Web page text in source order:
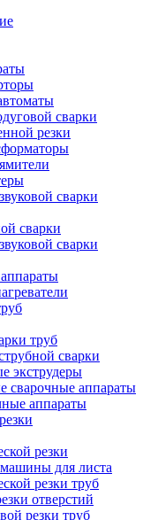
сварки
резки
сварки
сварки
сварки
труб
сварки
экструдеры
сварочные аппараты
аппараты
резки
машины для листа
резки труб
отверстий
резки труб